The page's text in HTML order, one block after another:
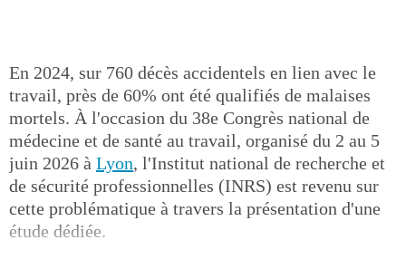
En 2024, sur 760 décès accidentels en lien avec le
travail, près de 60% ont été qualifiés de malaises
mortels. À l'occasion du 38e Congrès national de
médecine et de santé au travail, organisé du 2 au 5
juin 2026 à Lyon, l'Institut national de recherche et
de sécurité professionnelles (INRS) est revenu sur
cette problématique à travers la présentation d'une
étude dédiée.